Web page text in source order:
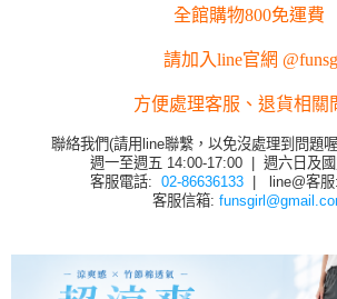
全館購物800免運費
請加入line官網
方便處理客服、退貨相關
聯絡我們(請用line聯繫，以免沒處理到問題
週一至週五 14:00-17:00 | 週六日及
客服電話: 02-86636133| line@客服
客服信箱: